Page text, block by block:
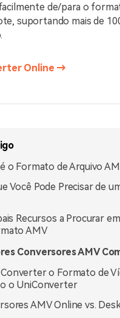
de/para o
suportando mais de
Online →
o Formato de Arquivo
Você Pode Precisar de
Recursos a Procurar
AMV
Conversores AMV
o Formato de
o UniConverter
AMV Online vs.